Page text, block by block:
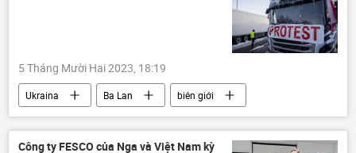
5 Tháng Mười Hai 2023, 18:19
Ukraina Ba Lan
biên giới
cuộc biểu tình
Thế giới
Công ty FESCO của Nga và Việt Nam kỳ